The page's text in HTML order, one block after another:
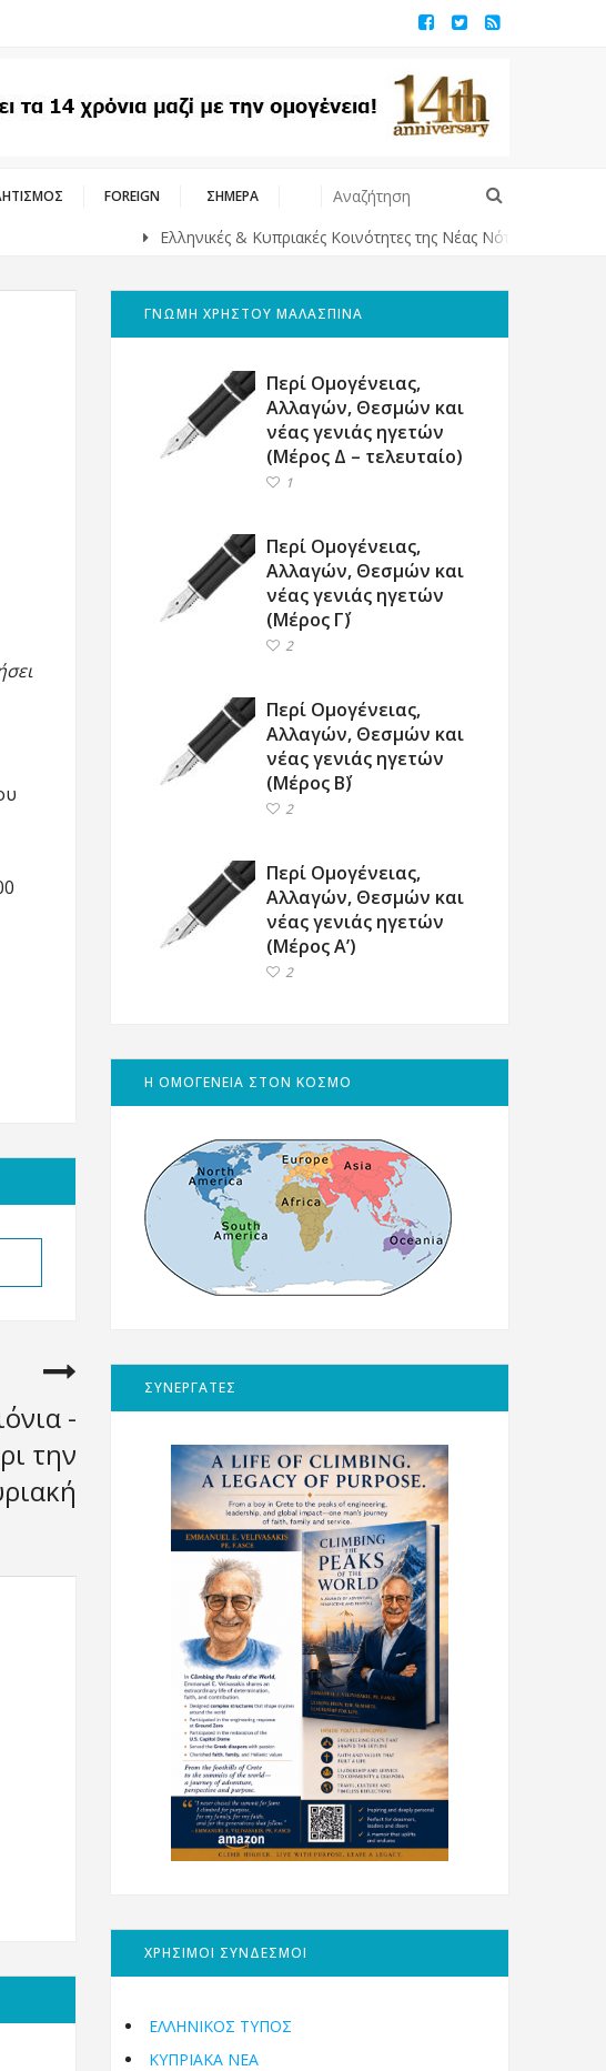
FOREIGN ΣΗΜΕΡΑ
Ελληνικές & Κυπριακές Κοινότητες της Νέας Νότιας Ουαλίας σε
-
την
ΓΝΩΜΗ ΧΡΗΣΤΟΥ ΜΑΛΑΣΠΙΝΑ
Περί Ομογένειας,
Αλλαγών, Θεσμών και
νέας γενιάς ηγετών
(Μέρος Δ – τελευταίο)
1
Περί Ομογένειας,
Αλλαγών, Θεσμών και
νέας γενιάς ηγετών
(Μέρος Γ΄)
2
Περί Ομογένειας,
Αλλαγών, Θεσμών και
νέας γενιάς ηγετών
(Μέρος Β΄)
2
Περί Ομογένειας,
Αλλαγών, Θεσμών και
νέας γενιάς ηγετών
(Μέρος Α’)
2
Η ΟΜΟΓΕΝΕΙΑ ΣΤΟΝ ΚΟΣΜΟ
ΣΥΝΕΡΓΑΤΕΣ
ΧΡΗΣΙΜΟΙ ΣΥΝΔΕΣΜΟΙ
ΕΛΛΗΝΙΚΟΣ ΤΥΠΟΣ
ΚΥΠΡΙΑΚΑ ΝΕΑ